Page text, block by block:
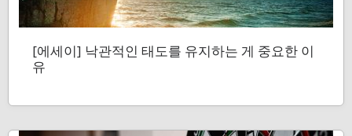
[에세이] 낙관적인 태도를 유지하는 게 중요한 이
유